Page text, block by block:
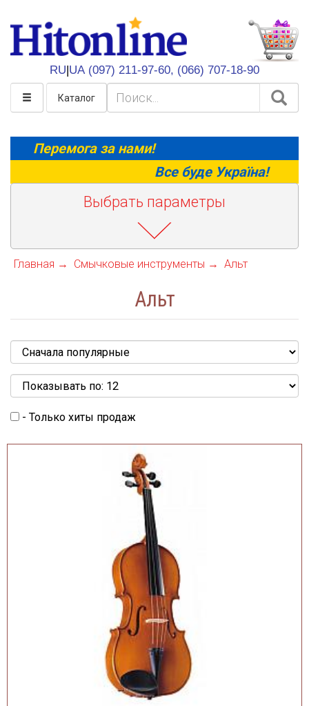
RU|UA (097) 211-97-60, (066) 707-18-90
HitOnline
Каталог
Перемога за нами!
Все буде Україна!
Выбрать параметры
Главная Смычковые инструменты Альт
Альт
- Только хиты продаж